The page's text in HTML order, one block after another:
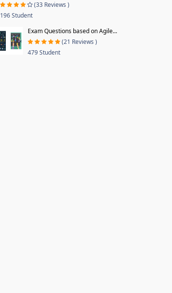
(33 Reviews )
196 Student
Exam Questions based on Agile...
(21 Reviews )
479 Student